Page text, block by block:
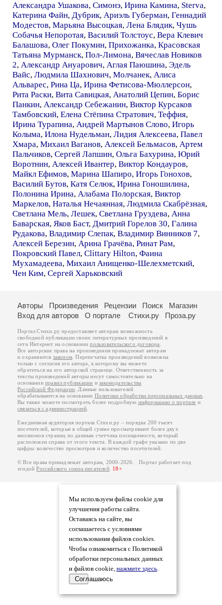
Александра Ушакова, Симонэ, Ирина Камина, Sterva,
Катерина Файн, Дубрик, Ариэль Губерман, Геннадий
Модестов, Марьяна Высоцкая, Лена Блядик, Чушь
Собачья Непоротая, Василий Толстоус, Вера Клевич
Балашова, Олег Покумин, Прихожанка, Красовская
Татьяна Мурманск, Пол-Лимона, Вячеслав Новиков
2, Александр Ануарович, Аглая Паюшина, Эдель
Вайс, Людмила Шахнович, Молчанек, Алиса
Альварес, Рина Ца, Ирина Фетисова-Мюллерсон,
Рита Раски, Вита Савицкая, Анатолий Цепин, Борис
Панкин, Александр Себежанин, Виктор Курсаков
Тамбовский, Елена Стёпина Стратович, Теффия,
Ирина Турапина, Андрей Мартынов Слово, Игорь
Колыма, Илона Нудельман, Лидия Алексеева, Павел
Хмара, Михаил Ваганов, Алексей Бельмасов, Артем
Пальчиков, Сергей Лапшин, Ольга Бахурина, Юрий
Воротнин, Алексей Ивантер, Виктор Кондауров,
Майкл Ефимов, Марина Шапиро, Игорь Гонохов,
Василий Бутов, Катя Селюк, Ирина Гоношилина,
Полонина Ирина, Алабама Полорская, Виктор
Маркелов, Наталья Нечаянная, Людмила Скабрёзная,
Светлана Мель, Лешек, Светлана Груздева, Анна
Баварская, Яков Баст, Дмитрий Горелов 30, Галина
Рудакова, Владимир Слепак, Владимир Винников 7,
Алексей Березин, Арина Грачёва, Ринат Рам,
Покровский Павел, Clittary Hilton, Фаина
Мухамадеева, Михаил Анищенко-Шелехметский,
Чен Ким, Сергей Харьковский
Мы используем файлы cookie для
улучшения работы сайта.
Оставаясь на сайте, вы
соглашаетесь с условиями
использования файлов cookies.
Чтобы ознакомиться с Политикой
обработки персональных данных
и файлов cookie, нажмите здесь.
Соглашаюсь
Авторы Произведения Рецензии Поиск
Магазин
Вход для авторов
О портале Стихи.ру Проза.ру
Портал Стихи.ру предоставляет авторам возможность
свободной публикации своих литературных произведений в
сети Интернет на основаниипользовательского договора
Все авторские права на произведения принадлежат авторам
и охраняются законом . Перепечатка произведений возможна
только с согласия его автора, к которому вы можете
обратиться на его авторской странице. Ответственность за
тексты произведений авторы несут самостоятельно на
основанииправил публикации изаконодательства
Российской Федерации . Данные пользователей
обрабатываются на основании Политики обработки персональных данных
Вы также можете посмотреть более подробную информацию о портале и
связаться с администрацией
Ежедневная аудитория портала Стихи.ру – порядка 200 тысяч
посетителей, которые в общей сумме просматривают более двух
миллионов страниц по данным счетчика посещаемости, который
расположен справа от этого текста. В каждой графе указано по две
цифры: количество просмотров и количество посетителей.
© Все права принадлежат авторам, 2000-2026. Портал работает под
эгидойРоссийского союза писателей. 18+